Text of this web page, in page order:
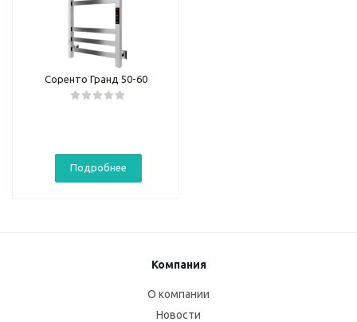
Соренто Гранд 50-60
Подробнее
Компания
О компании
Новости